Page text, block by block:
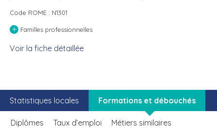
Code ROME : N1301
+ Familles professionnelles
Voir la fiche détaillée
Statistiques locales Formations et débouchés
Diplômes Taux d’emploi Métiers similaires